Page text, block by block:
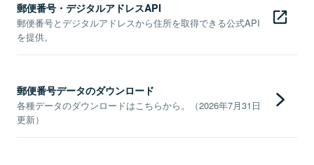
郵便番号・デジタルアドレスAPI
郵便番号とデジタルアドレスから住所を取得できる公式API
を提供。
郵便番号データのダウンロード
各種データのダウンロードはこちらから。（2026年7月31日
更新）